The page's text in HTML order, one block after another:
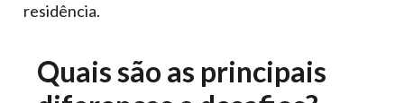
residência.
Quais são as principais